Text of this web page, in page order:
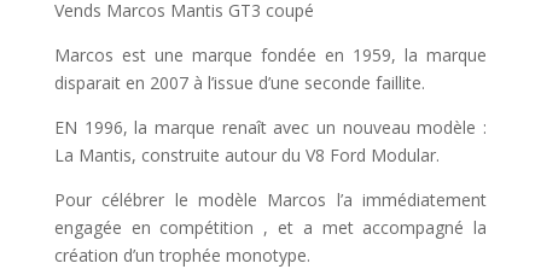
Vends Marcos Mantis GT3 coupé
Marcos est une marque fondée en 1959, la marque
disparait en 2007 à l’issue d’une seconde faillite.
EN 1996, la marque renaît avec un nouveau modèle :
La Mantis, construite autour du V8 Ford Modular.
Pour célébrer le modèle Marcos l’a immédiatement
engagée en compétition , et a met accompagné la
création d’un trophée monotype.